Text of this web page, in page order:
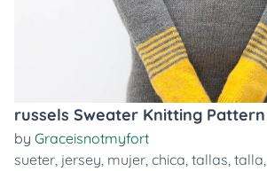
russels Sweater Knitting Pattern
by Graceisnotmyfort
sueter, jersey, mujer, chica, tallas, talla,